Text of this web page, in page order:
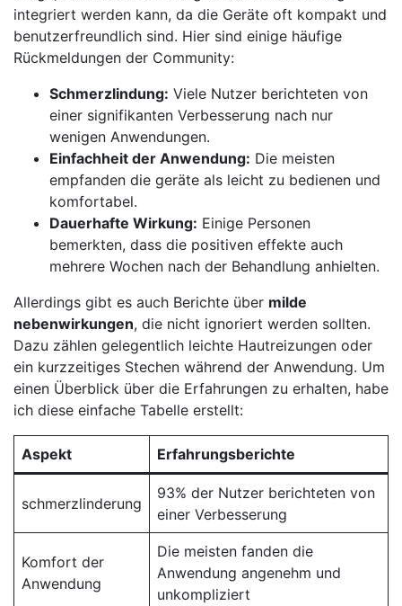
integriert werden kann, da die Geräte oft kompakt und
​benutzerfreundlich sind. Hier sind einige‍ häufige
Rückmeldungen der ⁢Community:
Schmerzlindung: Viele ⁢Nutzer berichteten von
einer​ signifikanten Verbesserung nach nur
wenigen Anwendungen.
Einfachheit der Anwendung: Die meisten
empfanden die ‍geräte als leicht zu⁣ bedienen und
komfortabel.
Dauerhafte Wirkung: Einige ⁤Personen
bemerkten, ​dass die⁢ positiven effekte auch
⁣mehrere Wochen nach der Behandlung anhielten.
Allerdings gibt ⁣es auch Berichte über milde
nebenwirkungen, die nicht ignoriert werden sollten.
Dazu zählen gelegentlich ⁣leichte Hautreizungen oder
ein kurzzeitiges Stechen während der ‍Anwendung. Um
einen Überblick über die Erfahrungen zu erhalten, habe
ich diese einfache Tabelle erstellt:
Aspekt Erfahrungsberichte
schmerzlinderung
93% der‌ Nutzer berichteten ‌von
einer Verbesserung
Komfort der
Anwendung
Die meisten fanden die
Anwendung angenehm und
unkompliziert